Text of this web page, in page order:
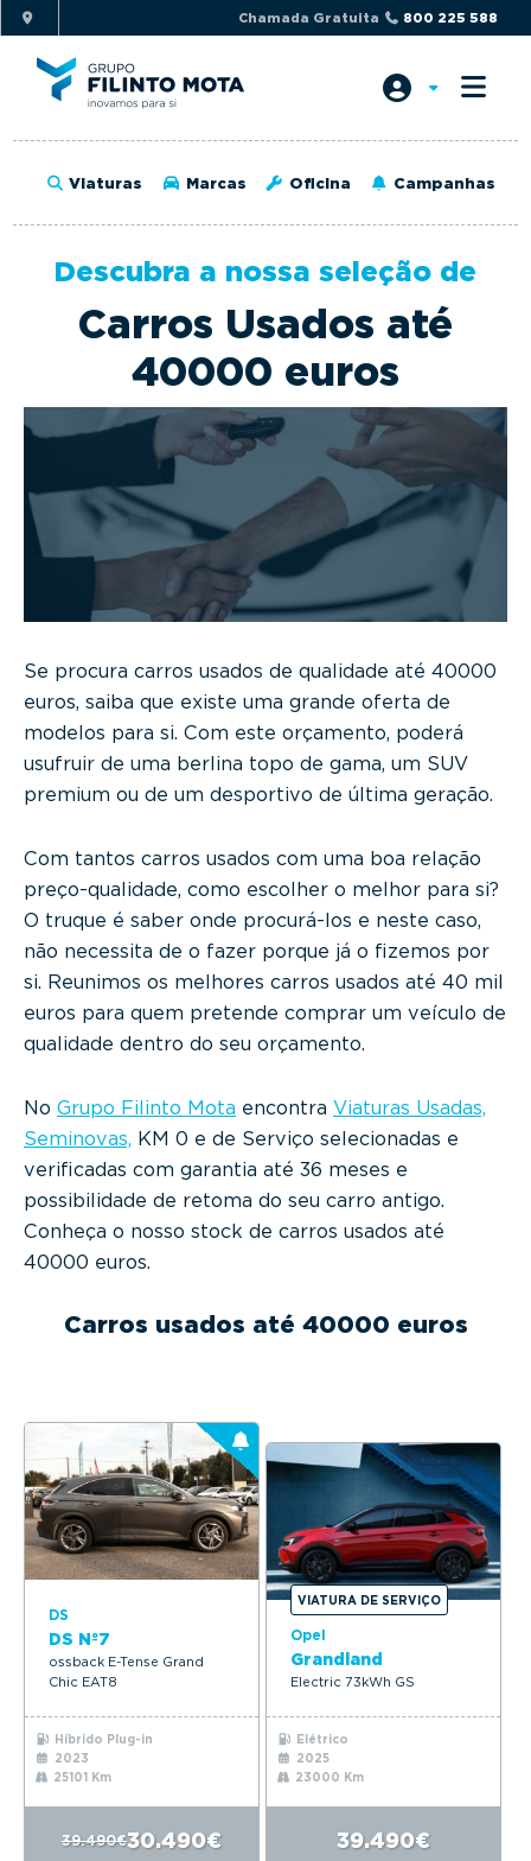
i
p
t
o
r
o
n
i
p
t
o
a
Chamada Gratuita 800 225 588
Viaturas Marcas Oficina Campanhas
Descubra a nossa seleção de
Carros Usados até
40000 euros
Se procura carros usados de qualidade até 40000
euros, saiba que existe uma grande oferta de
modelos para si. Com este orçamento, poderá
usufruir de uma berlina topo de gama, um SUV
premium ou de um desportivo de última geração.
Com tantos carros usados com uma boa relação
preço-qualidade, como escolher o melhor para si?
O truque é saber onde procurá-los e neste caso,
não necessita de o fazer porque já o fizemos por
si. Reunimos os melhores carros usados até 40 mil
euros para quem pretende comprar um veículo de
qualidade dentro do seu orçamento.
No Grupo Filinto Mota encontra Viaturas Usadas,
Seminovas, KM 0 e de Serviço selecionadas e
verificadas com garantia até 36 meses e
possibilidade de retoma do seu carro antigo.
Conheça o nosso stock de carros usados até
40000 euros.
Carros usados até 40000 euros
DS
DS Nº7
ossback E-Tense Grand
Chic EAT8
Híbrido Plug-in
2023
25101 Km
39.490€30.490€
VIATURA DE SERVIÇO
Opel
Grandland
Electric 73kWh GS
Elétrico
2025
23000 Km
39.490€